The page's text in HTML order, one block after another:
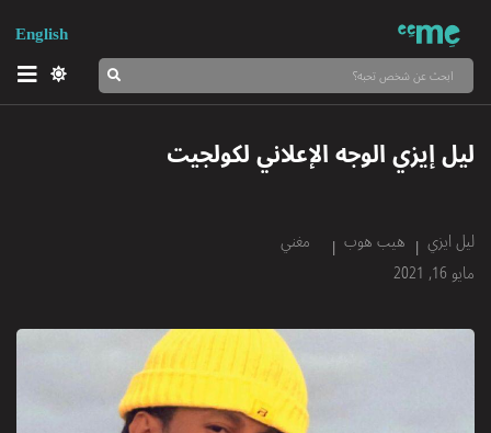
English
ليل إيزي الوجه الإعلاني لكولجيت
ليل ايزي هيب هوب
مغني
مايو 16, 2021